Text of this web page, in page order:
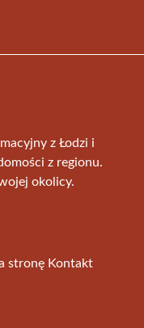
z Łodzi i
z regionu.
okolicy.
stronę Kontakt